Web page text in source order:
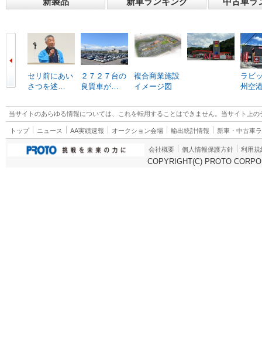
セリ前にあい
さつを述…
２７２７台の
良質車が…
複合商業施設
イメージ図
ラビ
州空
当サイトのあらゆる情報については、これを転用することはできません。当サイト上
トップ ニュース AA実績速報 オークション会場 輸出統計情報 新車・中古車
会社概要 個人情報保護方針 利用規
COPYRIGHT(C) PROTO